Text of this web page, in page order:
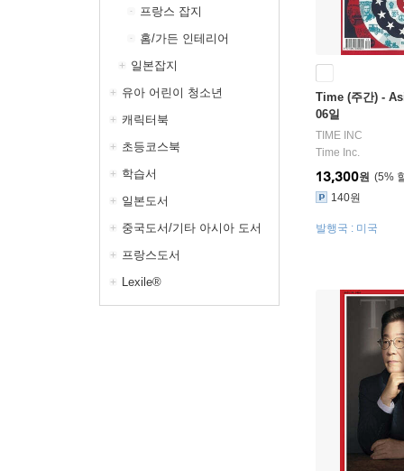
프랑스 잡지
홈/가든 인테리어
일본잡지
유아 어린이 청소년
캐릭터북
초등코스북
학습서
일본도서
중국도서/기타 아시아 도서
프랑스도서
Lexile®
Time (주간) -
06일
TIME INC
Time Inc.
5%
13,300원
140원
발행국 : 미국